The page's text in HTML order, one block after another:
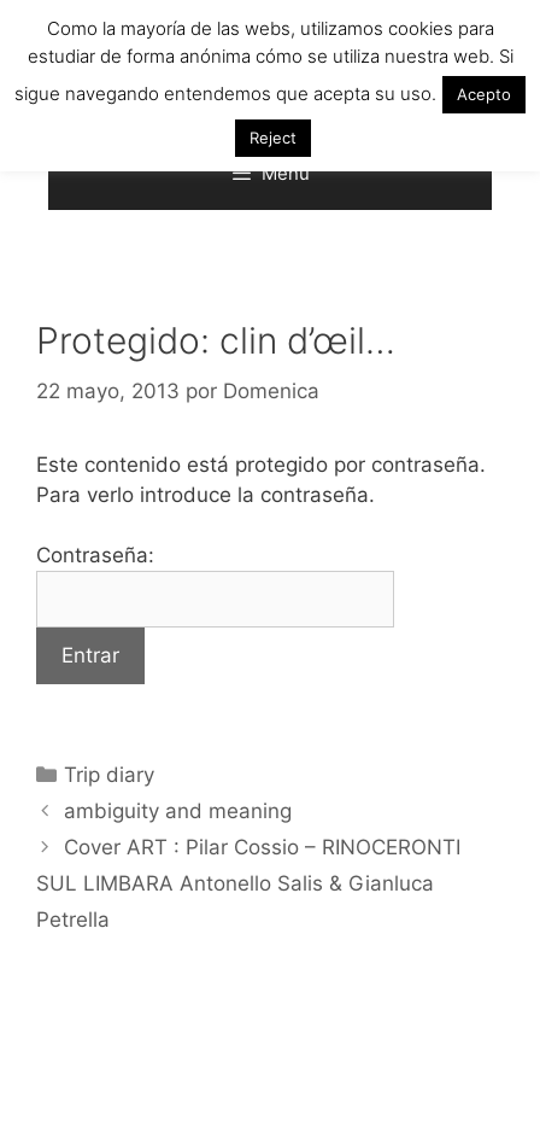
Menú
Protegido: clin d’œil…
22 mayo, 2013 por Domenica
Este contenido está protegido por contraseña.
Para verlo introduce la contraseña.
Contraseña:
Categorías
Trip diary
ambiguity and meaning
Cover ART : Pilar Cossio – RINOCERONTI
SUL LIMBARA Antonello Salis & Gianluca
Petrella
Como la mayoría de las webs, utilizamos cookies para
estudiar de forma anónima cómo se utiliza nuestra web. Si
sigue navegando entendemos que acepta su uso.
Acepto
Reject